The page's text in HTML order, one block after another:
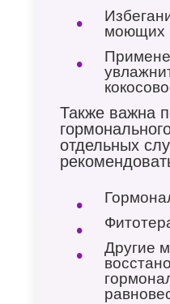
моющих
Также важна
отдельных
Другие